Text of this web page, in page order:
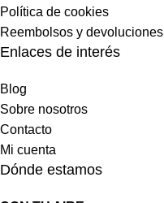
Política de cookies
Reembolsos y devoluciones
Enlaces de interés
Blog
Sobre nosotros
Contacto
Mi cuenta
Dónde estamos